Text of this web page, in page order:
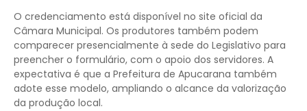
O credenciamento está disponível no site oficial da
Câmara Municipal. Os produtores também podem
comparecer presencialmente à sede do Legislativo para
preencher o formulário, com o apoio dos servidores. A
expectativa é que a Prefeitura de Apucarana também
adote esse modelo, ampliando o alcance da valorização
da produção local.